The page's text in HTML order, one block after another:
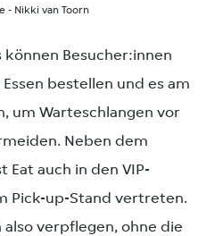
- Nikki van Toorn
können Besucher:innen
bestellen und es am
um Warteschlangen vor
Neben dem
Eat auch in den VIP-
Pick-up-Stand vertreten.
also verpflegen, ohne die